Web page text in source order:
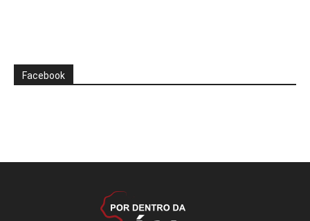
Facebook